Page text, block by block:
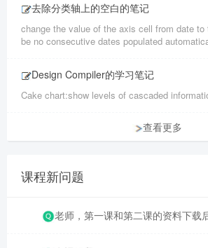
去除分类轴上的空白的笔记
change the value of the axis cell from date to
be no consecutive dates populated
Design Compiler的学习笔记
Cake chart:show levels of cascaded
查看更多
课程新问题
老师，第一课和第二课的资料下载